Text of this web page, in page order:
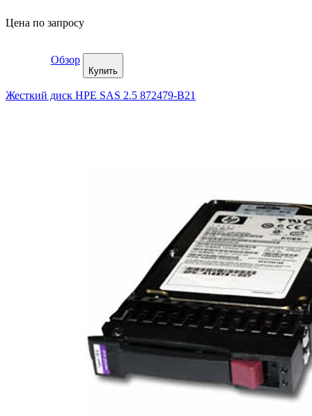
Цена по запросу
Обзор
Купить
Жесткий диск HPE SAS 2.5 872479-B21